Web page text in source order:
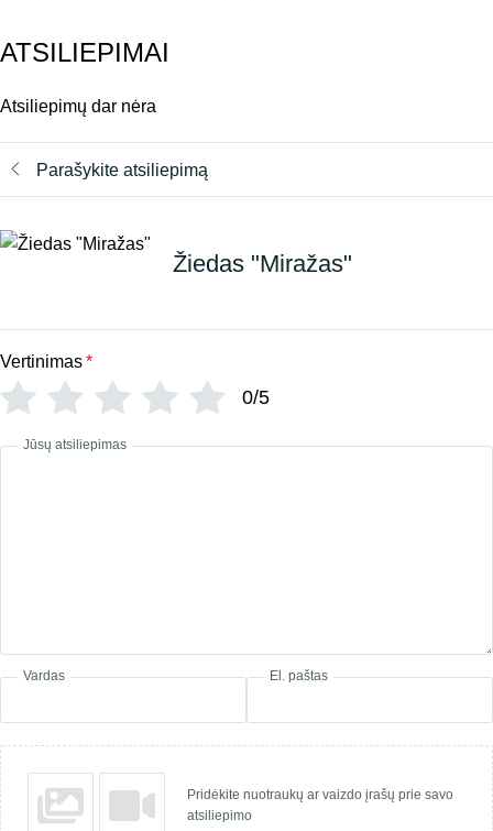
ATSILIEPIMAI
Atsiliepimų dar nėra
Parašykite atsiliepimą
Žiedas "Miražas"
Vertinimas*
0/5
Jūsų atsiliepimas
Vardas El. paštas
Pridėkite nuotraukų ar vaizdo įrašų prie savo
atsiliepimo